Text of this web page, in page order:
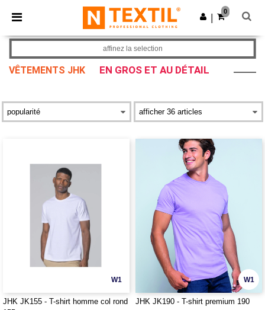
× Appli Ntextil
Meilleurs prix sur l’app !
Obtenir l'appli
0
VÊTEMENTS JHK EN GROS ET AU DÉTAIL
affinez la selection
W1
JHK JK155 - T-shirt homme col rond
W1
JHK JK190 - T-shirt premium 190